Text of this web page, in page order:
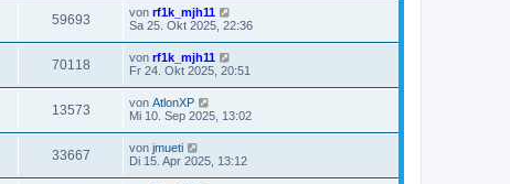
59693 von rf1k_mjh11
Sa 25. Okt 2025, 22:36
70118 von rf1k_mjh11
Fr 24. Okt 2025, 20:51
13573 von AtlonXP
Mi 10. Sep 2025, 13:02
33667 von jmueti
Di 15. Apr 2025, 13:12